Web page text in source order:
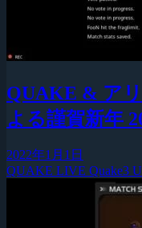
QUAKE & ア
よる謹賀新年
2022年1月1日
QUAKE LIVE Quake3